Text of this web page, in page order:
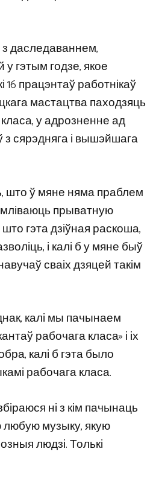
з даследаваннем,
гэтым годзе, якое
16 працэнтаў работнікаў
мастацтва паходзяць
у адрозненне ад
сярэдняга і вышэйшага
што ў мяне няма праблем
прыватную
гэта дзіўная раскоша,
і калі б у мяне быў
сваіх дзяцей такім
калі мы пачынаем
рабочага класа» і іх
калі б гэта было
рабочага класа.
ні з кім пачынаць
музыку, якую
людзі. Толькі